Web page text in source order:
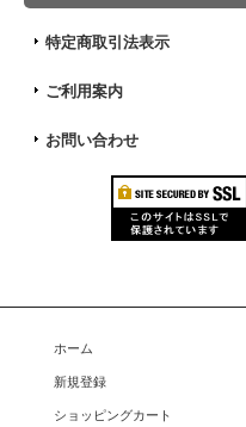
特定商取引法表示
ご利用案内
お問い合わせ
ホーム
新規登録
ショッピングカート